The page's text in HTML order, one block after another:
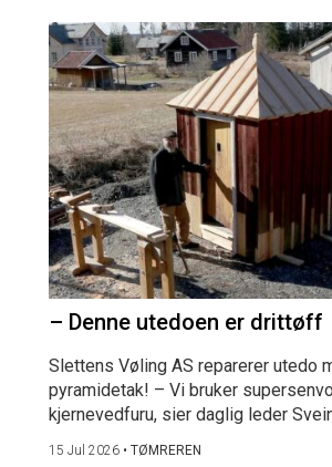
– Denne utedoen er drittøff
Slettens Vøling AS reparerer utedo
pyramidetak! – Vi bruker
kjernevedfuru, sier daglig leder
15 Jul 2026 • TØMREREN